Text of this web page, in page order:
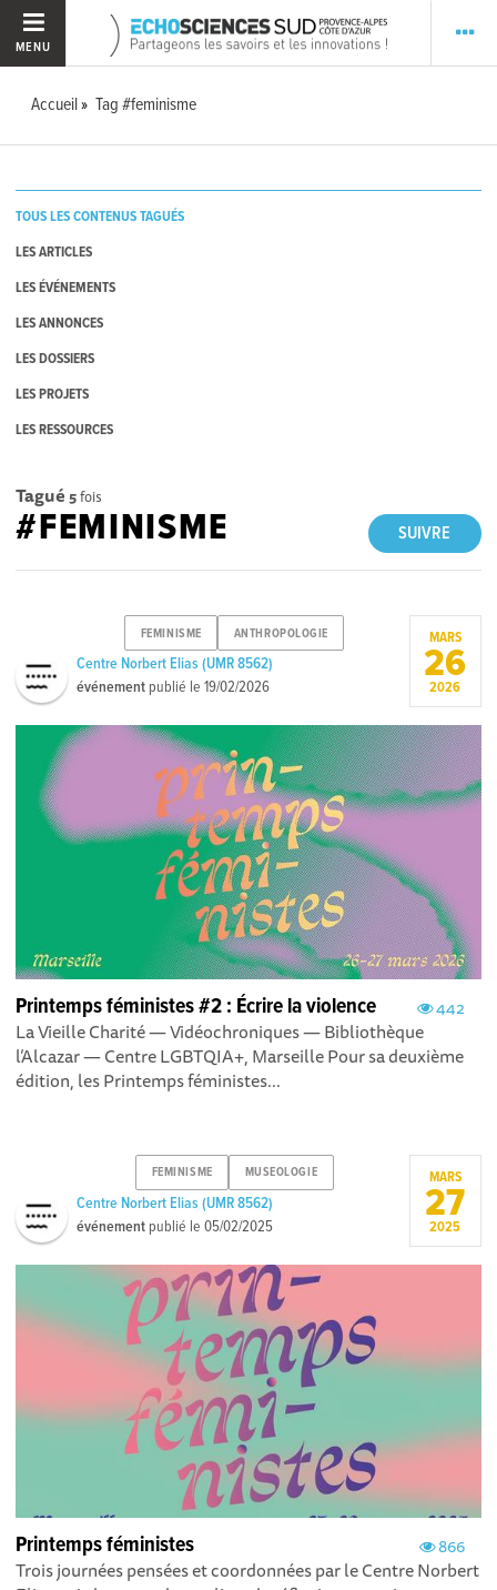
MENU
Accueil Tag #feminisme
TOUS LES CONTENUS TAGUÉS
LES ARTICLES
LES ÉVÉNEMENTS
LES ANNONCES
LES DOSSIERS
LES PROJETS
LES RESSOURCES
Tagué 5fois
SUIVRE
#FEMINISME
FEMINISME ANTHROPOLOGIE
Centre Norbert Elias (UMR 8562)
événement publié le19/02/2026
MARS
26
2026
442
Printemps féministes #2 : Écrire la violence
La Vieille Charité — Vidéochroniques — Bibliothèque
l’Alcazar — Centre LGBTQIA+, Marseille Pour sa deuxième
édition, les Printemps féministes...
FEMINISME MUSEOLOGIE
Centre Norbert Elias (UMR 8562)
événement publié le05/02/2025
MARS
27
2025
866
Printemps féministes
Trois journées pensées et coordonnées par le Centre Norbert